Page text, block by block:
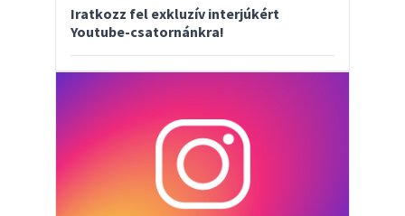
Iratkozz fel exkluzív interjúkért
Youtube-csatornánkra!